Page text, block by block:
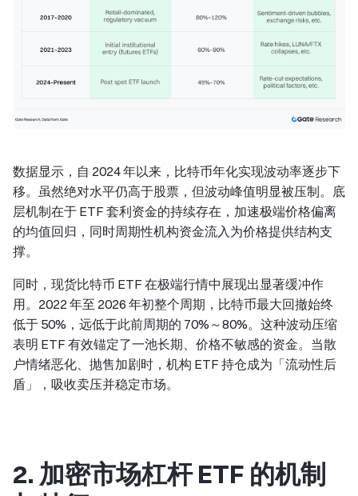
数据显示，自 2024 年以来，比特币年化实现波动率逐步下
移。虽然绝对水平仍高于股票，但波动峰值明显被压制。底
层机制在于 ETF 套利资金的持续存在，加速极端价格偏离
的均值回归，同时周期性机构资金流入为价格提供结构支
撑。
同时，现货比特币 ETF 在极端行情中展现出显著缓冲作
用。2022 年至 2026 年初整个周期，比特币最大回撤始终
低于 50%，远低于此前周期的 70%～80%。这种波动压缩
表明 ETF 有效锚定了一池长期、价格不敏感的资金。当散
户情绪恶化、抛售加剧时，机构 ETF 持仓成为「流动性后
盾」，吸收卖压并稳定市场。
2. 加密市场杠杆 ETF 的机制